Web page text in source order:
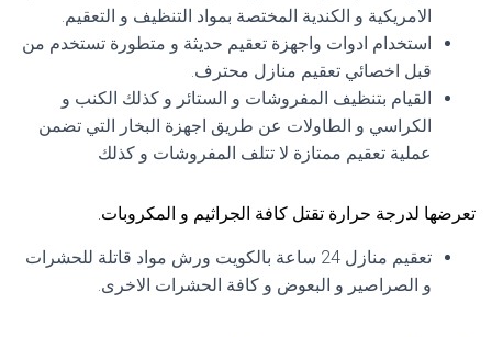
الامريكية و الكندية المختصة بمواد التنظيف و التعقيم.
استخدام ادوات واجهزة تعقيم حديثة و متطورة تستخدم من
قبل اخصائي تعقيم منازل محترف.
القيام بتنظيف المفروشات و الستائر و كذلك الكنب و
الكراسي و الطاولات عن طريق اجهزة البخار التي تضمن
عملية تعقيم ممتازة لا تتلف المفروشات و كذلك
تعرضها لدرجة حرارة تقتل كافة الجراثيم و المكروبات.
تعقيم منازل 24 ساعة بالكويت ورش مواد قاتلة للحشرات
و الصراصير و البعوض و كافة الحشرات الاخرى.